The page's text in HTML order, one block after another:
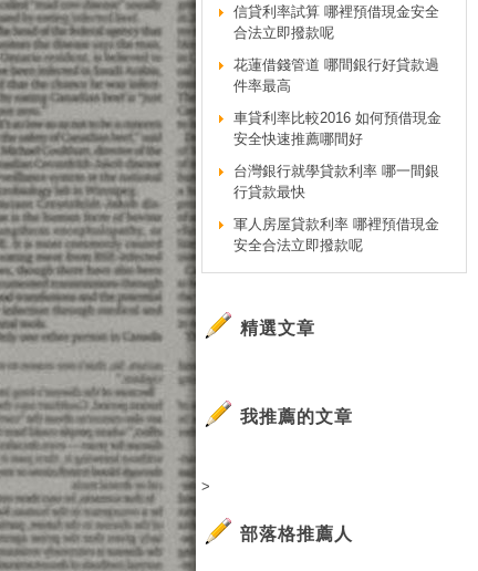
信貸利率試算 哪裡預借現金安全
合法立即撥款呢
花蓮借錢管道 哪間銀行好貸款過
件率最高
車貸利率比較2016 如何預借現金
安全快速推薦哪間好
台灣銀行就學貸款利率 哪一間銀
行貸款最快
軍人房屋貸款利率 哪裡預借現金
安全合法立即撥款呢
精選文章
我推薦的文章
>
部落格推薦人